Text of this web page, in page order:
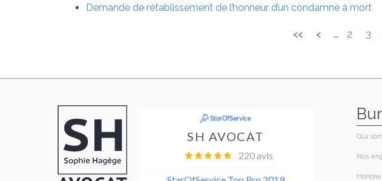
Demande de rétablissement de l’honneur d’un condamné à mort
<< < ... 2 3
Qui
Nos